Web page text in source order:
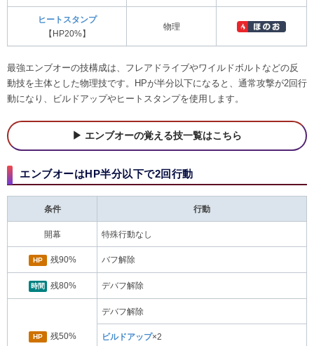
ヒートスタンプ
【HP20%】
物理
最強エンブオーの技構成は、フレアドライブやワイルドボルトなどの反
動技を主体とした物理技です。HPが半分以下になると、通常攻撃が2回行
動になり、ビルドアップやヒートスタンプを使用します。
エンブオーの覚える技一覧はこちら
エンブオーはHP半分以下で2回行動
条件 行動
開幕 特殊行動なし
HP 残90% バフ解除
時間 残80% デバフ解除
HP 残50%
デバフ解除
ビルドアップ×2